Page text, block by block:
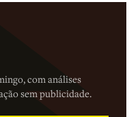
com análises
sem publicidade.